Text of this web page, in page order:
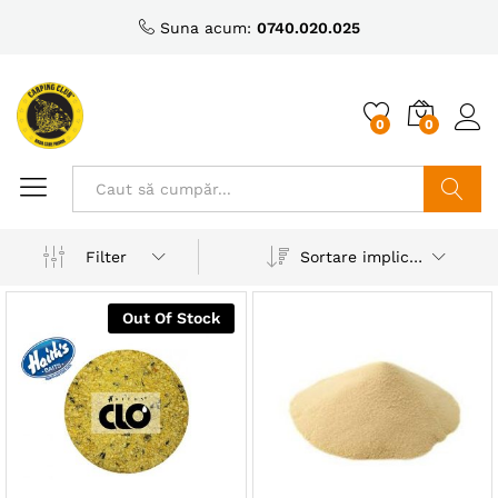
Suna acum: 0740.020.025
0 0
Filter
Sortare implicită
Out Of Stock